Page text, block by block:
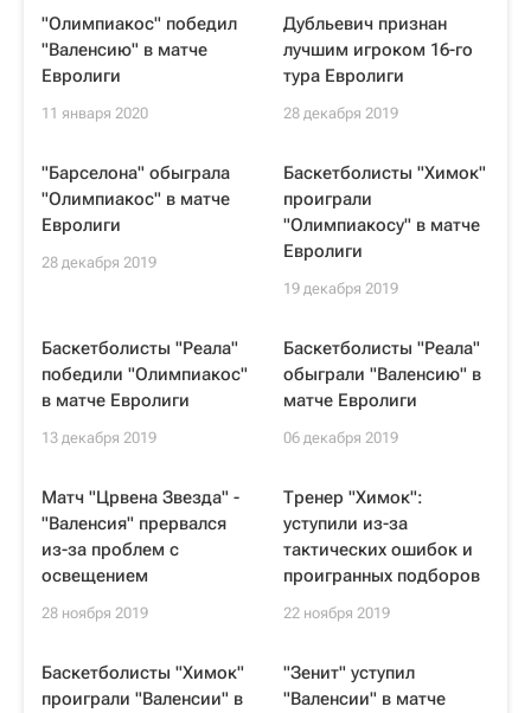
"Олимпиакос" победил
"Валенсию" в матче
Евролиги
11 января 2020
Дубльевич признан
лучшим игроком 16-го
тура Евролиги
28 декабря 2019
"Барселона" обыграла
"Олимпиакос" в матче
Евролиги
28 декабря 2019
Баскетболисты "Химок"
проиграли
"Олимпиакосу" в матче
Евролиги
19 декабря 2019
Баскетболисты "Реала"
победили "Олимпиакос"
в матче Евролиги
13 декабря 2019
Баскетболисты "Реала"
обыграли "Валенсию" в
матче Евролиги
06 декабря 2019
Матч "Црвена Звезда" -
"Валенсия" прервался
из-за проблем с
освещением
28 ноября 2019
Тренер "Химок":
уступили из-за
тактических ошибок и
проигранных подборов
22 ноября 2019
Баскетболисты "Химок"
проиграли "Валенсии" в
"Зенит" уступил
"Валенсии" в матче